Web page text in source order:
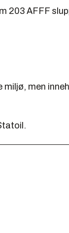
203 AFFF
men